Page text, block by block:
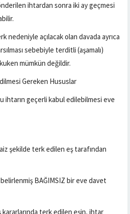
ihtardan sonra iki ay geçmesi
nedeniyle açılacak olan davada ayrıca
sebebiyle terditli (aşamalı)
mümkün değildir.
Gereken Hususlar
ihtarın geçerli kabul edilebilmesi eve
şekilde terk edilen eş tarafından
BAĞIMSIZ bir eve davet
kararlarında terk edilen eşin, ihtar